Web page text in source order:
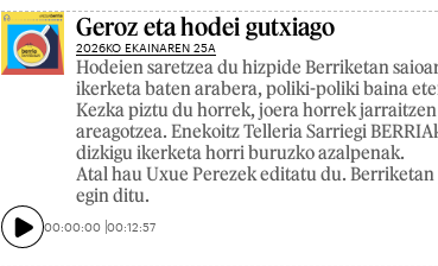
Geroz eta hodei gutxiago
2026KO EKAINAREN 25A
Hodeien saretzea du hizpide Berriketan
ikerketa baten arabera, poliki-poliki baina
Kezka piztu du horrek, joera horrek
areagotzea. Enekoitz Telleria Sarriegi
dizkigu ikerketa horri buruzko azalpenak.
Atal hau Uxue Perezek editatu du.
egin ditu.
00:00:00 00:12:57